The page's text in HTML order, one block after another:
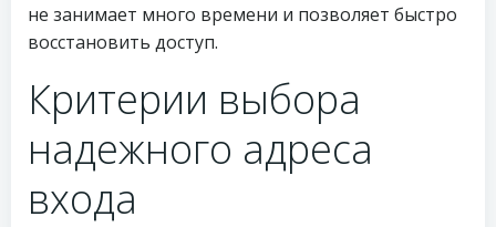
не занимает много времени и позволяет быстро
восстановить доступ.
Критерии выбора
надежного адреса
входа